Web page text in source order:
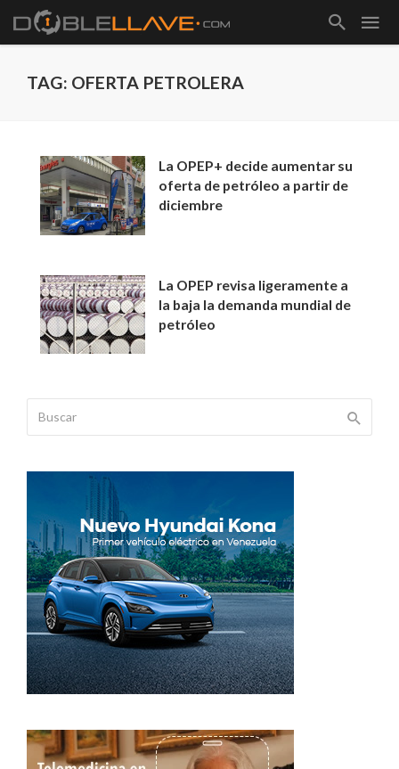
TAG: OFERTA PETROLERA
La OPEP+ decide aumentar su
oferta de petróleo a partir de
diciembre
La OPEP revisa ligeramente a
la baja la demanda mundial de
petróleo